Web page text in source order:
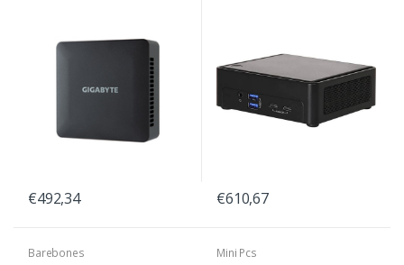
€492,34 €610,67
Barebones
Mini Pcs